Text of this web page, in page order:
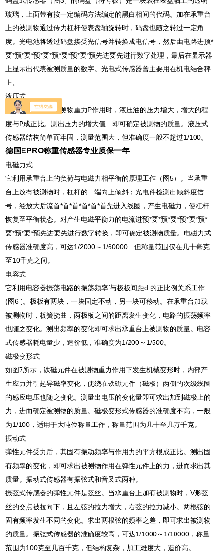
玻璃，上面带有按一定编码方法编定的黑白相间的代码。加在承重台
上的被测物通过传力杠杆使表盘轴旋转时，码盘也随之转过一定角
度。光电池将透过码盘接受光信号并转换成电信号，然后由电路进预*
要*预*要*预*要*预*要*预*要*预先进要先进行数字处理，最后在显示器
上显示出代表被测质量的数字。光电式传感器曾主要用在机电结合秤
上。
液压式
如图所示，在受被测物重力P作用时，液压油的压力增大，增大的程
度与P成正比。测出压力的增大值，即可确定被测物的质量。液压式
传感器结构简单而牢固，测量范围大，但准确度一般不超过1/100。
德国EPRO称重传感器专业质保一年
电磁力式
它利用承重台上的负荷与电磁力相平衡的原理工作（图5）。当承重
台上放有被测物时，杠杆的一端向上倾斜；光电件检测出倾斜度信
号，经放大后流首*首*首*首*首*首先进入线圈，产生电磁力，使杠杆
恢复至平衡状态。对产生电磁平衡力的电流进预*要*预*要*预*要*预*
要*预*要*预先进要先进行数字转换，即可确定被测物质量。电磁力式
传感器准确度高，可达1/2000～1/60000，但称量范围仅在几十毫克
至10千克之间。
电容式
它利用电容器振荡电路的振荡频率f与极板间距d 的正比例关系工作
(图6 )。极板有两块，一块固定不动，另一块可移动。在承重台加载
被测物时，板簧挠曲，两极板之间的距离发生变化，电路的振荡频率
也随之变化。测出频率的变化即可求出承重台上被测物的质量。电容
式传感器耗电量少，造价低，准确度为1/200～1/500。
磁极变形式
如图7所示，铁磁元件在被测物重力作用下发生机械变形时，内部产
生应力并引起导磁率变化，使绕在铁磁元件（磁极）两侧的次级线圈
的感应电压也随之变化。测量出电压的变化量即可求出加到磁极上的
力，进而确定被测物的质量。磁极变形式传感器的准确度不高，一般
为1/100，适用于大吨位称量工作，称量范围为几十至几万千克。
振动式
弹性元件受力后，其固有振动频率与作用力的平方根成正比。测出固
有频率的变化，即可求出被测物作用在弹性元件上的力，进而求出其
质量。振动式传感器有振弦式和音叉式两种。
振弦式传感器的弹性元件是弦丝。当承重台上加有被测物时，V形弦
丝的交点被拉向下，且左弦的拉力增大，右弦的拉力减小。两根弦的
固有频率发生不同的变化。求出两根弦的频率之差，即可求出被测物
的质量。振弦式传感器的准确度较高，可达1/1000～1/10000，称量
范围为100克至几百千克，但结构复杂，加工难度大，造价高。